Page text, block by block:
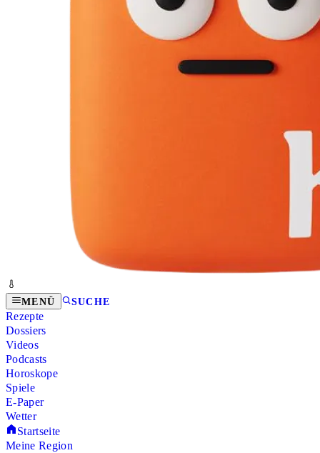
MENÜ SUCHE
Rezepte
Dossiers
Videos
Podcasts
Horoskope
Spiele
E-Paper
Wetter
Startseite
Meine Region